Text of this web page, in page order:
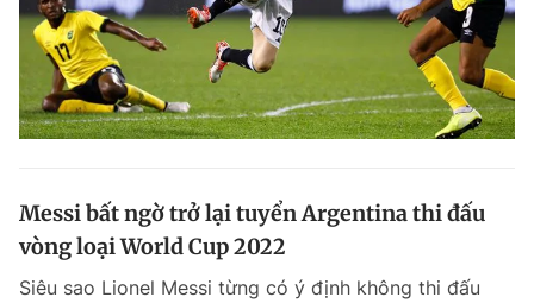
Messi bất ngờ trở lại tuyển Argentina thi đấu
vòng loại World Cup 2022
Siêu sao Lionel Messi từng có ý định không thi đấu